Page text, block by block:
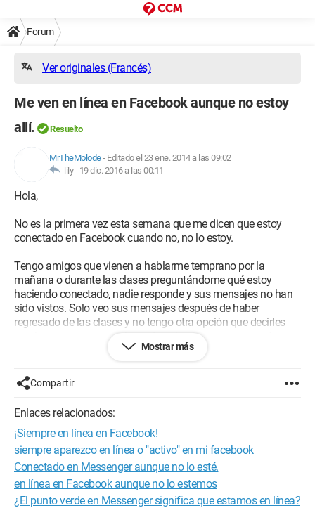
Forum
Ver originales (Francés)
Me ven en línea en Facebook aunque no estoy
allí.
Resuelto
MrTheMolode- Editado el 23 ene. 2014 a las 09:02
lily - 19 dic. 2016 a las 00:11
Hola,
No es la primera vez esta semana que me dicen que estoy
conectado en Facebook cuando no, no lo estoy.
Tengo amigos que vienen a hablarme temprano por la
mañana o durante las clases preguntándome qué estoy
haciendo conectado, nadie responde y sus mensajes no han
sido vistos. Solo veo sus mensajes después de haber
regresado de las clases y no tengo otra opción que decirles
que fue un error, no estaba en Facebook en ese momento.
Sospecho un hackeo, pero no he tenido problemas hasta
ahora.
¿Tal vez un error de visualización de Facebook? No entiendo
muy bien...
¿Tienen alguna idea?
Mostrar más
Compartir
Enlaces relacionados:
¡Siempre en línea en Facebook!
siempre aparezco en línea o "activo" en mi facebook
Conectado en Messenger aunque no lo esté.
en línea en Facebook aunque no lo estemos
¿El punto verde en Messenger significa que estamos en línea?